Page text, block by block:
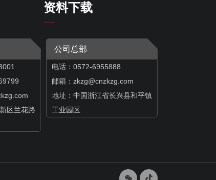
资料下载
区兰花路
公司总部
电话：0572-6955888
邮箱：zkzg@cnzkzg.com
地址：中国浙江省长兴县和平镇
工业园区